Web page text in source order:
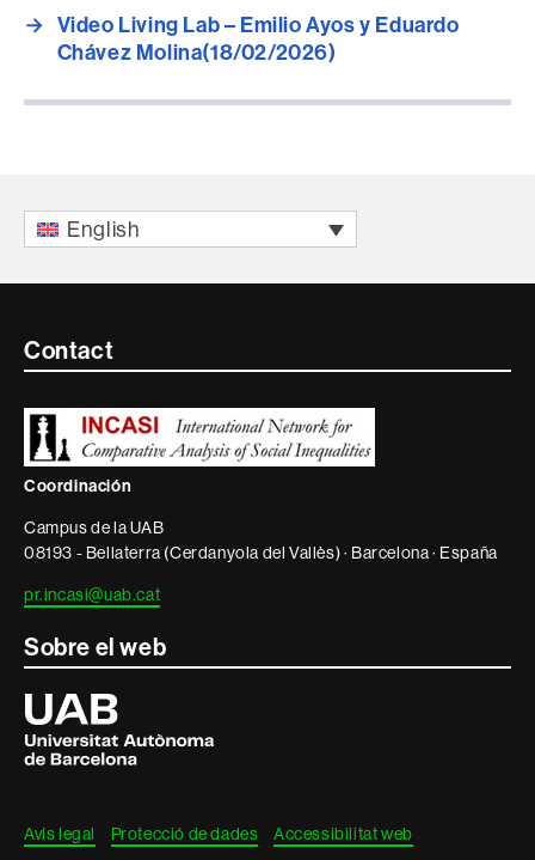
→ Video Living Lab – Emilio Ayos y Eduardo
Chávez Molina(18/02/2026)
English
Contacte
informació
legal
Contact
Coordinación
Campus de la UAB
08193 - Bellaterra (Cerdanyola del Vallès) · Barcelona · España
pr.incasi@uab.cat
Sobre el web
Universitat
Autònoma
de
Barcelona
Avís legal Protecció de dades Accessibilitat web